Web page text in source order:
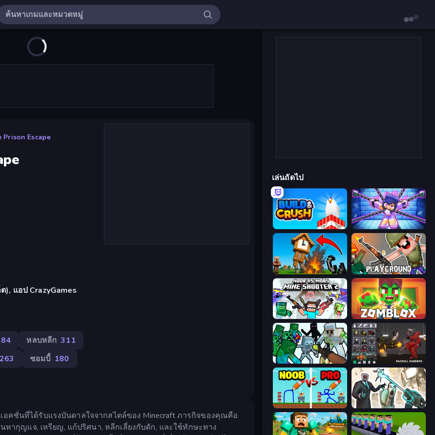
Prison Escape
), แอป CrazyGames
84 หลบหลีก 311
263
ซอมบี้ 180
อคชั่นที่ได้รับแรงบันดาลใจจากสไตล์ของ Minecraft ภารกิจของคุณคือ
ากุญแจ, เหรียญ, แก้ปริศนา, หลีกเลี่ยงกับดัก, และใช้ทักษะทาง
เล่นถัดไป
Build and Crush Mini Mine
Noob Fuse Playground
Mine Shooter 2: Noob vs Mobs Zomblox
Last Play: Ragdoll Sandbox
DOP Noob: Draw to Save Skibidi Toilets: Infection